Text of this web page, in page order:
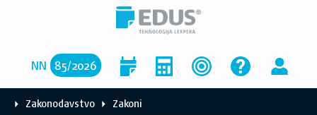
NN 85/2026
Zakonodavstvo Zakoni